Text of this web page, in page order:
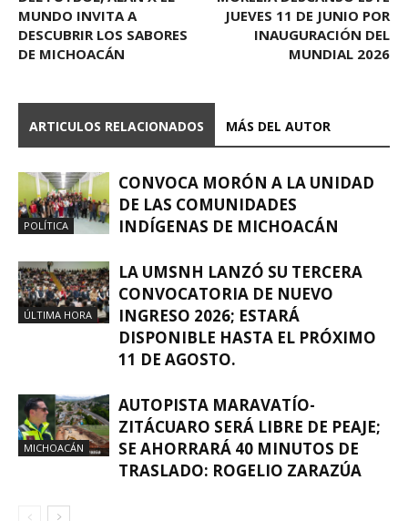
MUNDO INVITA A
DESCUBRIR LOS SABORES
DE MICHOACÁN
JUEVES 11 DE JUNIO POR
INAUGURACIÓN DEL
MUNDIAL 2026
ARTICULOS RELACIONADOS MÁS DEL AUTOR
POLÍTICA
CONVOCA MORÓN A LA UNIDAD
DE LAS COMUNIDADES
INDÍGENAS DE MICHOACÁN
ÚLTIMA HORA
LA UMSNH LANZÓ SU TERCERA
CONVOCATORIA DE NUEVO
INGRESO 2026; ESTARÁ
DISPONIBLE HASTA EL PRÓXIMO
11 DE AGOSTO.
MICHOACÁN
AUTOPISTA MARAVATÍO-
ZITÁCUARO SERÁ LIBRE DE PEAJE;
SE AHORRARÁ 40 MINUTOS DE
TRASLADO: ROGELIO ZARAZÚA